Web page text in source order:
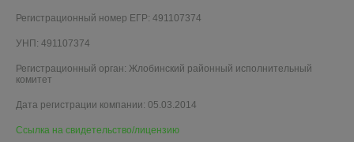
Регистрационный номер ЕГР: 491107374
УНП: 491107374
Регистрационный орган: Жлобинский районный исполнительный
комитет
Дата регистрации компании: 05.03.2014
Ссылка на свидетельство/лицензию